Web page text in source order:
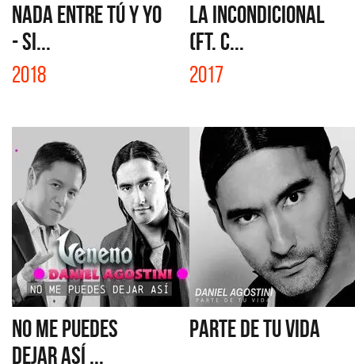
NADA ENTRE TÚ Y YO
- SI...
2018
LA INCONDICIONAL
(FT. C...
2017
NO ME PUEDES
DEJAR ASÍ ...
PARTE DE TU VIDA